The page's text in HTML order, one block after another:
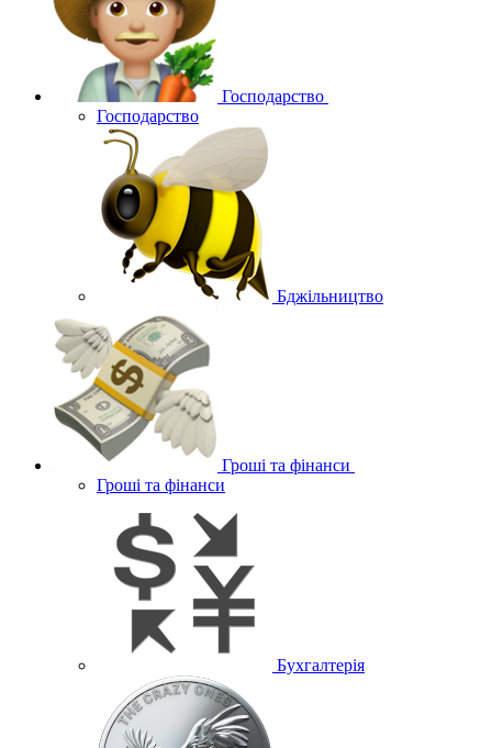
Господарство
Господарство
Бджільництво
Гроші та фінанси
Гроші та фінанси
Бухгалтерія